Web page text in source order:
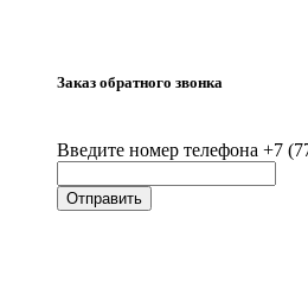
Заказ обратного звонка
Введите номер телефона +7
Отправить